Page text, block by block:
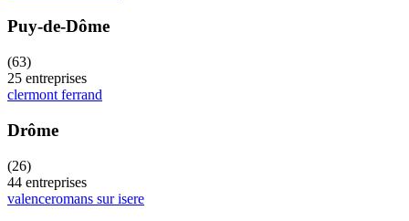
Puy-de-Dôme
(63)
25 entreprises
clermont ferrand
Drôme
(26)
44 entreprises
valenceromans sur isere